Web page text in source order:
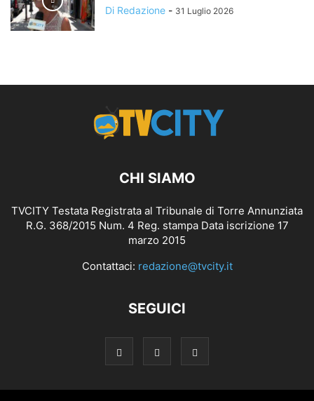
Di Redazione - 31 Luglio 2026
CHI SIAMO
TVCITY Testata Registrata al Tribunale di Torre Annunziata
R.G. 368/2015 Num. 4 Reg. stampa Data iscrizione 17
marzo 2015
Contattaci: redazione@tvcity.it
SEGUICI